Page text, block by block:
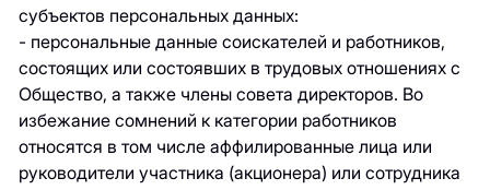
субъектов персональных данных:
- персональные данные соискателей и работников,
состоящих или состоявших в трудовых отношениях с
Общество, а также члены совета директоров. Во
избежание сомнений к категории работников
относятся в том числе аффилированные лица или
руководители участника (акционера) или сотрудника